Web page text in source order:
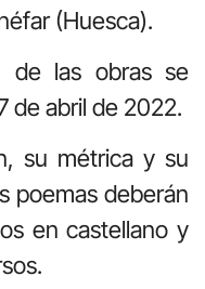
(Huesca).
de las obras se
de abril de 2022.
su métrica y su
poemas deberán
en castellano y